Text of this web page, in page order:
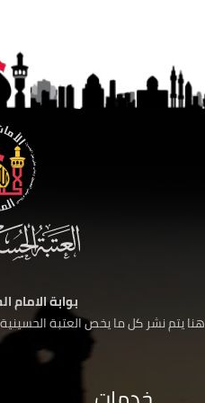
بوابة الامام
هنا يتم نشر كل ما يخص العتبة